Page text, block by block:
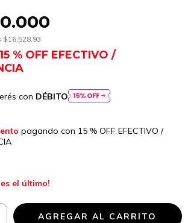
$16.528,93
15 % OFF EFECTIVO /
con DÉBITO
pagando con 15 % OFF EFECTIVO /
el último!